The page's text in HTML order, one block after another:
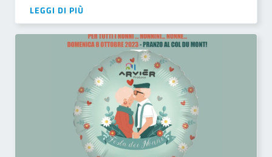
LEGGI DI PIÙ